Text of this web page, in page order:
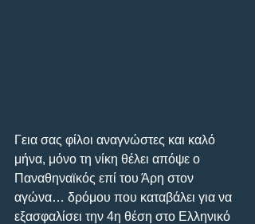
Γεια σας φίλοι αναγνώστες και καλό
μήνα, μόνο τη νίκη θέλει απόψε ο
Παναθηναϊκός επί του Άρη στον
αγώνα… δρόμου που καταβάλει για να
εξασφαλίσει την 4η θέση στο Ελληνικό